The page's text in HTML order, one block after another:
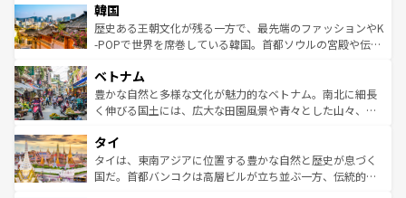
ワイを、存分に味わってほしい。 なお、新着のハワイ情報
はコンテンツ一覧を参照してほしい。
いる。アクティビティも充実しており、サーフィンやダイ
ビング、ハイキングなど、アウトドア好きにはたまらな
い。オーストラリアの多彩な魅力を存分に味わいつくそ
参照してほしい。
ン）、静ひつな山岳地帯である台湾東部など、都市の喧騒
と山間の静けさが共存しており、訪れる人に新しい発見と
驚きをもたらしてくれる。また、奥深い台湾の食文化も魅
容にもいいと評判のスイーツなど、バラエティ豊かな料理
が味わえる。 なお、新着の台湾情報は コンテンツ一覧を参
照してほしい。
韓国
歴史ある王朝文化が残る一方で、最先端のファッションやK
-POPで世界を席巻している韓国。首都ソウルの宮殿や伝統
き、地方に足を延ばせば四季折々の自然美を楽しむことが
できる。そして、キムチや焼肉、絶品のストリートフード
まで、さまざまな韓国料理が待っている。夜には、韓国な
リティに包まれながら、韓国の多彩な魅力を心ゆくまで味
わってみてほしい。 なお、新着の韓国情報はコンテンツ一
覧を参照してほしい。
ベトナム
豊かな自然と多様な文化が魅力的なベトナム。南北に細長
く伸びる国土には、広大な田園風景や青々とした山々、世
急速な発展と共に伝統が息づく。ハノイの古い町並みやホ
ーチミン市のフランス統治時代の建物も、独特の雰囲気を
醸し出している。また、バラエティの豊かさとおいしさで
タイ
タイは、東南アジアに位置する豊かな自然と歴史が息づく
国だ。首都バンコクは高層ビルが立ち並ぶ一方、伝統的な